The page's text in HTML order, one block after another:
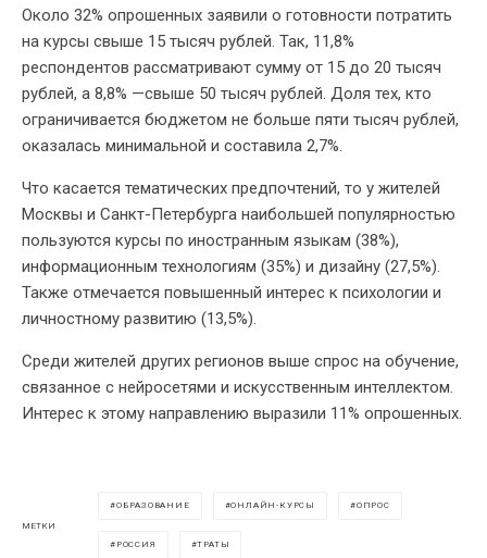
Около 32% опрошенных заявили о готовности потратить
на курсы свыше 15 тысяч рублей. Так, 11,8%
респондентов рассматривают сумму от 15 до 20 тысяч
рублей, а 8,8% —свыше 50 тысяч рублей. Доля тех, кто
ограничивается бюджетом не больше пяти тысяч рублей,
оказалась минимальной и составила 2,7%.
Что касается тематических предпочтений, то у жителей
Москвы и Санкт-Петербурга наибольшей популярностью
пользуются курсы по иностранным языкам (38%),
информационным технологиям (35%) и дизайну (27,5%).
Также отмечается повышенный интерес к психологии и
личностному развитию (13,5%).
Среди жителей других регионов выше спрос на обучение,
связанное с нейросетями и искусственным интеллектом.
Интерес к этому направлению выразили 11% опрошенных.
МЕТКИ
ОБРАЗОВАНИЕ ОНЛАЙН-КУРСЫ ОПРОС
РОССИЯ ТРАТЫ